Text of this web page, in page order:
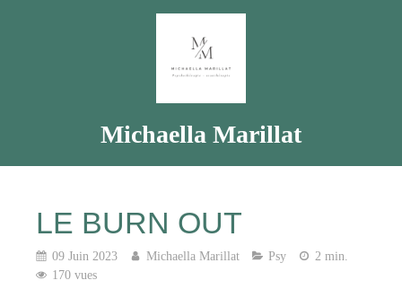
Michaella Marillat
LE BURN OUT
09 Juin 2023 Michaella Marillat Psy
2 min.
170 vues